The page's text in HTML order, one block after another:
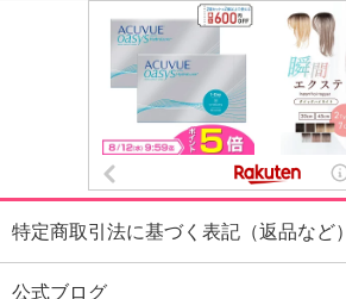
特定商取引法に基づく表記（返品など）
公式ブログ